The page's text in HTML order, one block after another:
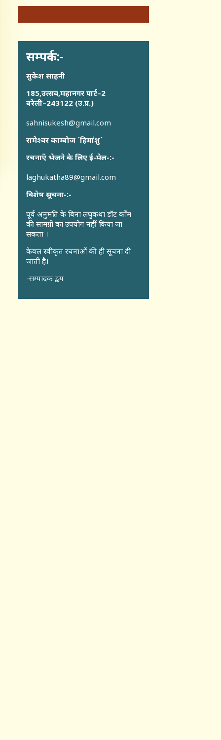
सम्पर्क:-
सुकेश साहनी
185,उत्सव,महानगर पार्ट–2
बरेली–243122 (उ.प्र.)
sahnisukesh@gmail.com
रामेश्वर काम्बोज ´हिमांशु´
रचनाएँ भेजने के लिए ई-मेल-:-
laghukatha89@gmail.com
विशेष सूचना-:-
पूर्व अनुमति के बिना लघुकथा डॉट कॉंम
की सामग्री का उपयोग नहीं किया जा
सकता ।
केवल स्वीकृत रचनाओं की ही सूचना दी
जाती है।
-सम्पादक द्वय